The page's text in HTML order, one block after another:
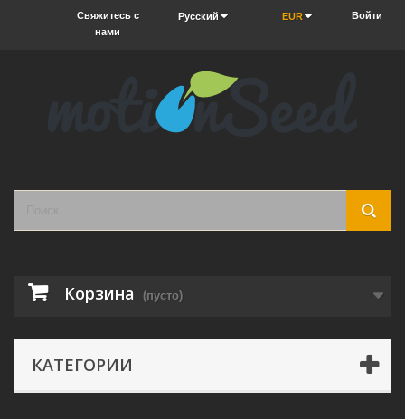
Войти
EUR
Русский
Свяжитесь с
нами
Корзина (пусто)
КАТЕГОРИИ